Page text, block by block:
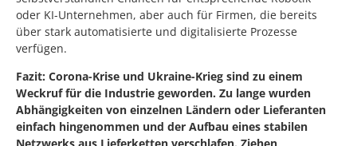
oder KI-Unternehmen, aber auch für Firmen, die bereits
über stark automatisierte und digitalisierte Prozesse
verfügen.
Fazit: Corona-Krise und Ukraine-Krieg sind zu einem
Weckruf für die Industrie geworden. Zu lange wurden
Abhängigkeiten von einzelnen Ländern oder Lieferanten
einfach hingenommen und der Aufbau eines stabilen